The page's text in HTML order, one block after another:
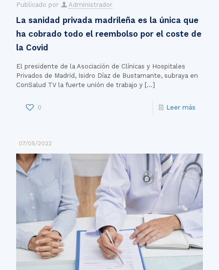
Publicado por Administrador
La sanidad privada madrileña es la única que
ha cobrado todo el reembolso por el coste de
la Covid
El presidente de la Asociación de Clínicas y Hospitales
Privados de Madrid, Isidro Díaz de Bustamante, subraya en
ConSalud TV la fuerte unión de trabajo y […]
0 Leer más
07/05/2022